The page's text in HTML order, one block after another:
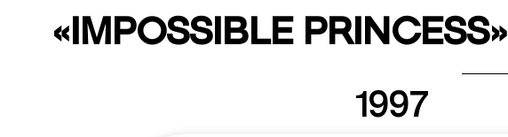
«IMPOSSIBLE PRINCESS»
1997